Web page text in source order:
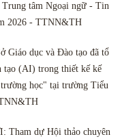
Trung tâm Ngoại ngữ - Tin
2026 - TTNN&TH
Giáo dục và Đào tạo đã tổ
tạo (AI) trong thiết kế kế
học" tại trường Tiểu
Tham dự Hội thảo chuyên